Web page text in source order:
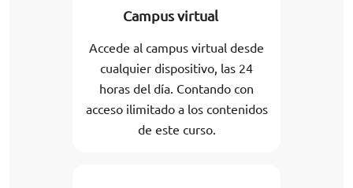
Campus virtual
Accede al campus virtual desde
cualquier dispositivo, las 24
horas del día. Contando con
acceso ilimitado a los contenidos
de este curso.